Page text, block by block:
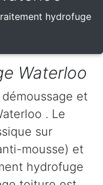
hydrofuge
Waterloo
et
. Le
sur
mousse) et
hydrofuge